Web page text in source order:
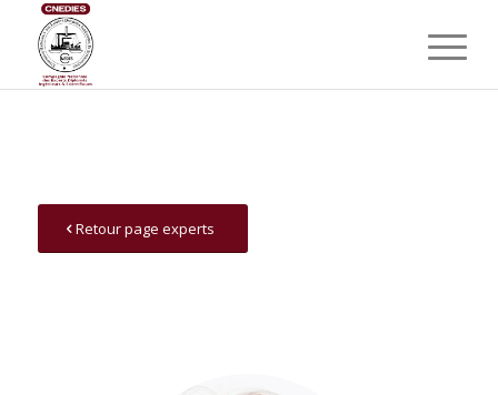
Retour page experts